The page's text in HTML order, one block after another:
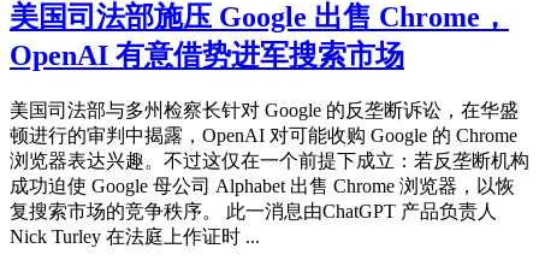
美国司法部施压 Google 出售 Chrome，
OpenAI 有意借势进军搜索市场
美国司法部与多州检察长针对 Google 的反垄断诉讼，在华盛
顿进行的审判中揭露，OpenAI 对可能收购 Google 的 Chrome
浏览器表达兴趣。不过这仅在一个前提下成立：若反垄断机构
成功迫使 Google 母公司 Alphabet 出售 Chrome 浏览器，以恢
复搜索市场的竞争秩序。 此一消息由ChatGPT 产品负责人
Nick Turley 在法庭上作证时 ...